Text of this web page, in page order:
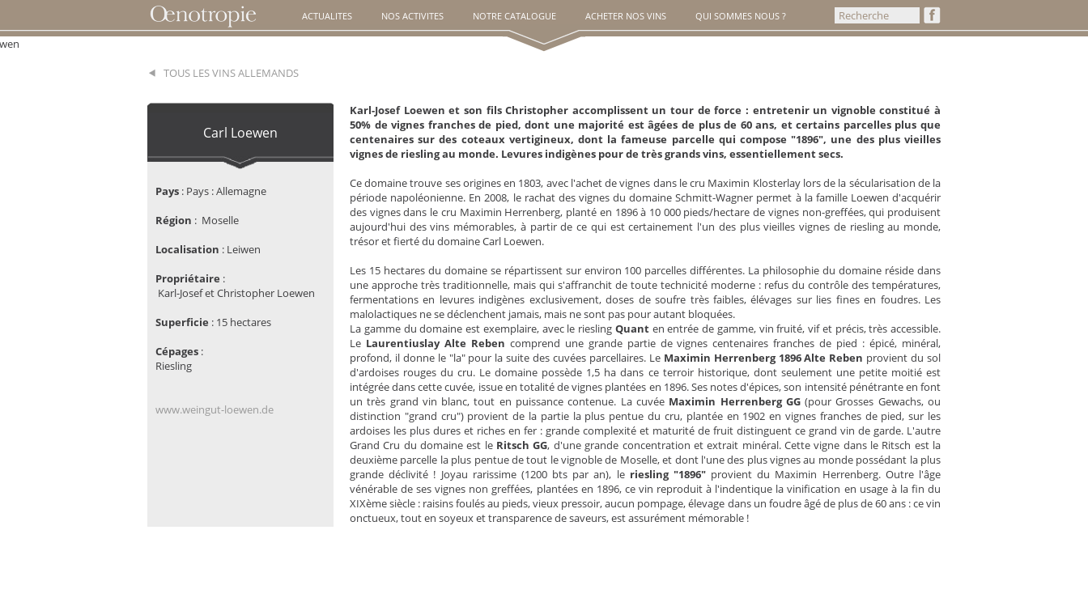
ACTUALITES NOS ACTIVITES NOTRE CATALOGUE ACHETER NOS VINS QUI SOMMES NOUS ?
TOUS LES VINS ALLEMANDS
Carl Loewen
Pays : Pays : Allemagne
Région : Moselle
Localisation : Leiwen
Propriétaire :
Karl-Josef et Christopher Loewen
Superficie : 15 hectares
Cépages :
Riesling
www.weingut-loewen.de
Karl-Josef Loewen et son fils Christopher accomplissent un tour de force : entretenir un vignoble constitué à
50% de vignes franches de pied, dont une majorité est âgées de plus de 60 ans, et certains parcelles plus que
centenaires sur des coteaux vertigineux, dont la fameuse parcelle qui compose "1896", une des plus vieilles
vignes de riesling au monde. Levures indigènes pour de très grands vins, essentiellement secs.
Ce domaine trouve ses origines en 1803, avec l'achet de vignes dans le cru Maximin Klosterlay lors de la sécularisation de la
période napoléonienne. En 2008, le rachat des vignes du domaine Schmitt-Wagner permet à la famille Loewen d'acquérir
des vignes dans le cru Maximin Herrenberg, planté en 1896 à 10 000 pieds/hectare de vignes non-greffées, qui produisent
aujourd'hui des vins mémorables, à partir de ce qui est certainement l'un des plus vieilles vignes de riesling au monde,
trésor et fierté du domaine Carl Loewen.
Les 15 hectares du domaine se répartissent sur environ 100 parcelles différentes. La philosophie du domaine réside dans
une approche très traditionnelle, mais qui s'affranchit de toute technicité moderne : refus du contrôle des températures,
fermentations en levures indigènes exclusivement, doses de soufre très faibles, élévages sur lies fines en foudres. Les
malolactiques ne se déclenchent jamais, mais ne sont pas pour autant bloquées.
La gamme du domaine est exemplaire, avec le riesling Quant en entrée de gamme, vin fruité, vif et précis, très accessible.
Le Laurentiuslay Alte Reben comprend une grande partie de vignes centenaires franches de pied : épicé, minéral,
profond, il donne le "la" pour la suite des cuvées parcellaires. Le Maximin Herrenberg 1896 Alte Reben provient du sol
d'ardoises rouges du cru. Le domaine possède 1,5 ha dans ce terroir historique, dont seulement une petite moitié est
intégrée dans cette cuvée, issue en totalité de vignes plantées en 1896. Ses notes d'épices, son intensité pénétrante en font
un très grand vin blanc, tout en puissance contenue. La cuvée Maximin Herrenberg GG(pour Grosses Gewachs, ou
distinction "grand cru") provient de la partie la plus pentue du cru, plantée en 1902 en vignes franches de pied, sur les
ardoises les plus dures et riches en fer : grande complexité et maturité de fruit distinguent ce grand vin de garde. L'autre
Grand Cru du domaine est le Ritsch GG, d'une grande concentration et extrait minéral. Cette vigne dans le Ritsch est la
deuxième parcelle la plus pentue de tout le vignoble de Moselle, et dont l'une des plus vignes au monde possédant la plus
grande déclivité ! Joyau rarissime (1200 bts par an), le riesling "1896"provient du Maximin Herrenberg. Outre l'âge
vénérable de ses vignes non greffées, plantées en 1896, ce vin reproduit à l'indentique la vinification en usage à la fin du
XIXème siècle : raisins foulés au pieds, vieux pressoir, aucun pompage, élevage dans un foudre âgé de plus de 60 ans : ce vin
onctueux, tout en soyeux et transparence de saveurs, est assurément mémorable !